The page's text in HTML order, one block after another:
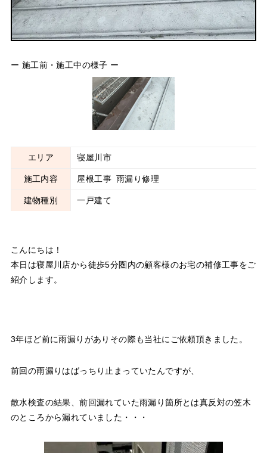
ー 施工前・施工中の様子 ー
エリア 寝屋川市
施工内容 屋根工事 雨漏り修理
建物種別 一戸建て
こんにちは！
本日は寝屋川店から徒歩5分圏内の顧客様のお宅の補修工事をご
紹介します。
3年ほど前に雨漏りがありその際も当社にご依頼頂きました。
前回の雨漏りはばっちり止まっていたんですが、
散水検査の結果、前回漏れていた雨漏り箇所とは真反対の笠木
のところから漏れていました・・・